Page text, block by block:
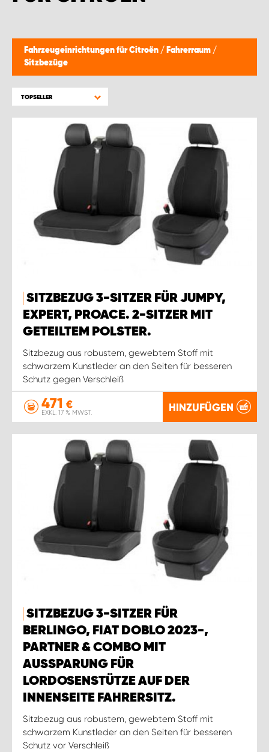
Fahrzeugeinrichtungen für Citroën / Fahrerraum /
Sitzbezüge
TOPSELLER
SITZBEZUG 3-SITZER FÜR JUMPY,
EXPERT, PROACE. 2-SITZER MIT
GETEILTEM POLSTER.
Sitzbezug aus robustem, gewebtem Stoff mit
schwarzem Kunstleder an den Seiten für besseren
Schutz gegen Verschleiß
471 €
EXKL. 17 % MWST. HINZUFÜGEN
SITZBEZUG 3-SITZER FÜR
BERLINGO, FIAT DOBLO 2023-,
PARTNER & COMBO MIT
AUSSPARUNG FÜR
LORDOSENSTÜTZE AUF DER
INNENSEITE FAHRERSITZ.
Sitzbezug aus robustem, gewebtem Stoff mit
schwarzem Kunstleder an den Seiten für besseren
Schutz vor Verschleiß